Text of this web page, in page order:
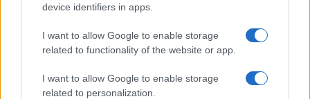
device identifiers in apps.
I want to allow Google to enable storage
related to functionality of the website or app.
I want to allow Google to enable storage
related to personalization.